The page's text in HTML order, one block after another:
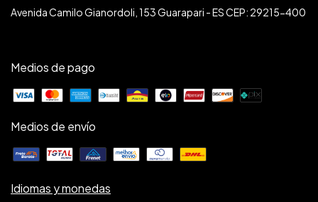
Avenida Camilo Gianordoli, 153 Guarapari - ES CEP: 29215-400
Medios de pago
Medios de envío
Idiomas y monedas